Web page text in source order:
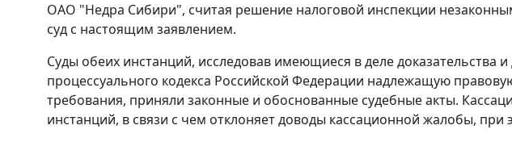
ОАО "Недра Сибири", считая решение налоговой инспекции
суд с настоящим заявлением.
Суды обеих инстанций, исследовав имеющиеся в деле доказательства и
процессуального кодекса Российской Федерации надлежащую
требования, приняли законные и обоснованные судебные акты.
инстанций, в связи с чем отклоняет доводы кассационной жалобы, при